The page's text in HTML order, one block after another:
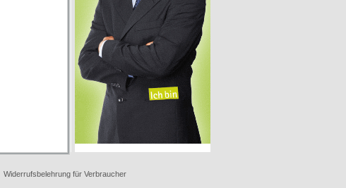
Widerrufsbelehrung für Verbraucher